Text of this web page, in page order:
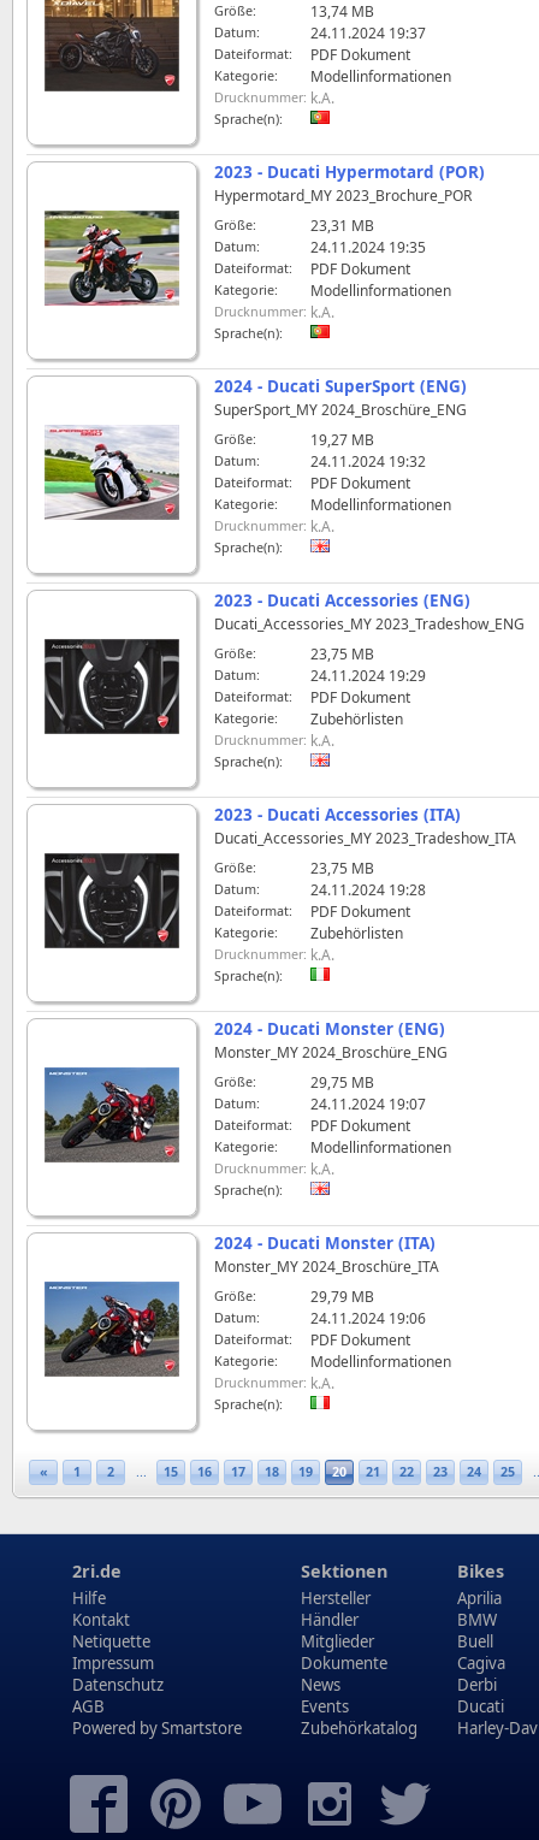
Größe: 13,74 MB
Datum: 24.11.2024 19:37
Dateiformat: PDF Dokument
Kategorie: Modellinformationen
Drucknummer: k.A.
Sprache(n):
2023 - Ducati Hypermotard (POR)
Hypermotard_MY 2023_Brochure_POR
Größe: 23,31 MB
Datum: 24.11.2024 19:35
Dateiformat: PDF Dokument
Kategorie: Modellinformationen
Drucknummer: k.A.
Sprache(n):
2024 - Ducati SuperSport (ENG)
SuperSport_MY 2024_Broschüre_ENG
Größe: 19,27 MB
Datum: 24.11.2024 19:32
Dateiformat: PDF Dokument
Kategorie: Modellinformationen
Drucknummer: k.A.
Sprache(n):
2023 - Ducati Accessories (ENG)
Ducati_Accessories_MY 2023_Tradeshow_ENG
Größe: 23,75 MB
Datum: 24.11.2024 19:29
Dateiformat: PDF Dokument
Kategorie: Zubehörlisten
Drucknummer: k.A.
Sprache(n):
2023 - Ducati Accessories (ITA)
Ducati_Accessories_MY 2023_Tradeshow_ITA
Größe: 23,75 MB
Datum: 24.11.2024 19:28
Dateiformat: PDF Dokument
Kategorie: Zubehörlisten
Drucknummer: k.A.
Sprache(n):
2024 - Ducati Monster (ENG)
Monster_MY 2024_Broschüre_ENG
Größe: 29,75 MB
Datum: 24.11.2024 19:07
Dateiformat: PDF Dokument
Kategorie: Modellinformationen
Drucknummer: k.A.
Sprache(n):
2024 - Ducati Monster (ITA)
Monster_MY 2024_Broschüre_ITA
Größe: 29,79 MB
Datum: 24.11.2024 19:06
Dateiformat: PDF Dokument
Kategorie: Modellinformationen
Drucknummer: k.A.
Sprache(n):
« 1 2 ... 15 16 17 18 19 20 21 22 23 24 25
2ri.de
Hilfe
Kontakt
Netiquette
Impressum
Datenschutz
AGB
Powered bySmartstore
Sektionen
Hersteller
Händler
Mitglieder
Dokumente
News
Events
Zubehörkatalog
Bikes
Aprilia
BMW
Buell
Cagiva
Derbi
Ducati
Harley-